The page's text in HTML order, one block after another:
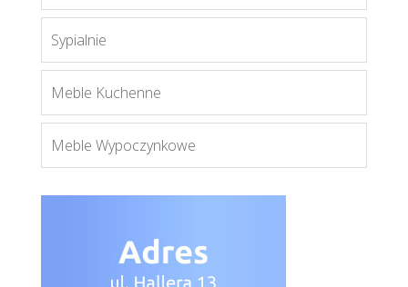
Sypialnie
Meble Kuchenne
Meble Wypoczynkowe